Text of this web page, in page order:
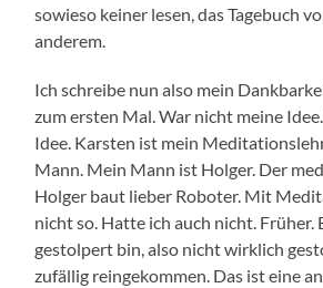
sowieso keiner lesen, das Tagebuch
anderem.
Ich schreibe nun also mein
zum ersten Mal. War nicht meine
Idee. Karsten ist mein
Mann. Mein Mann ist Holger. Der
Holger baut lieber Roboter. Mit
nicht so. Hatte ich auch nicht. Früher.
gestolpert bin, also nicht wirklich
zufällig reingekommen. Das ist eine